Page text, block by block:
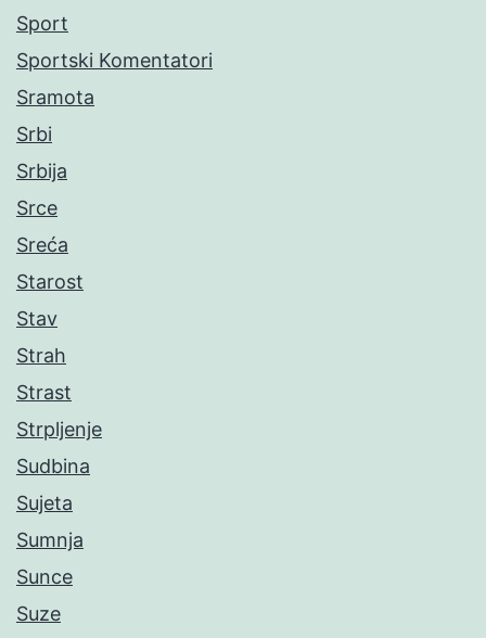
Sport
Sportski Komentatori
Sramota
Srbi
Srbija
Srce
Sreća
Starost
Stav
Strah
Strast
Strpljenje
Sudbina
Sujeta
Sumnja
Sunce
Suze